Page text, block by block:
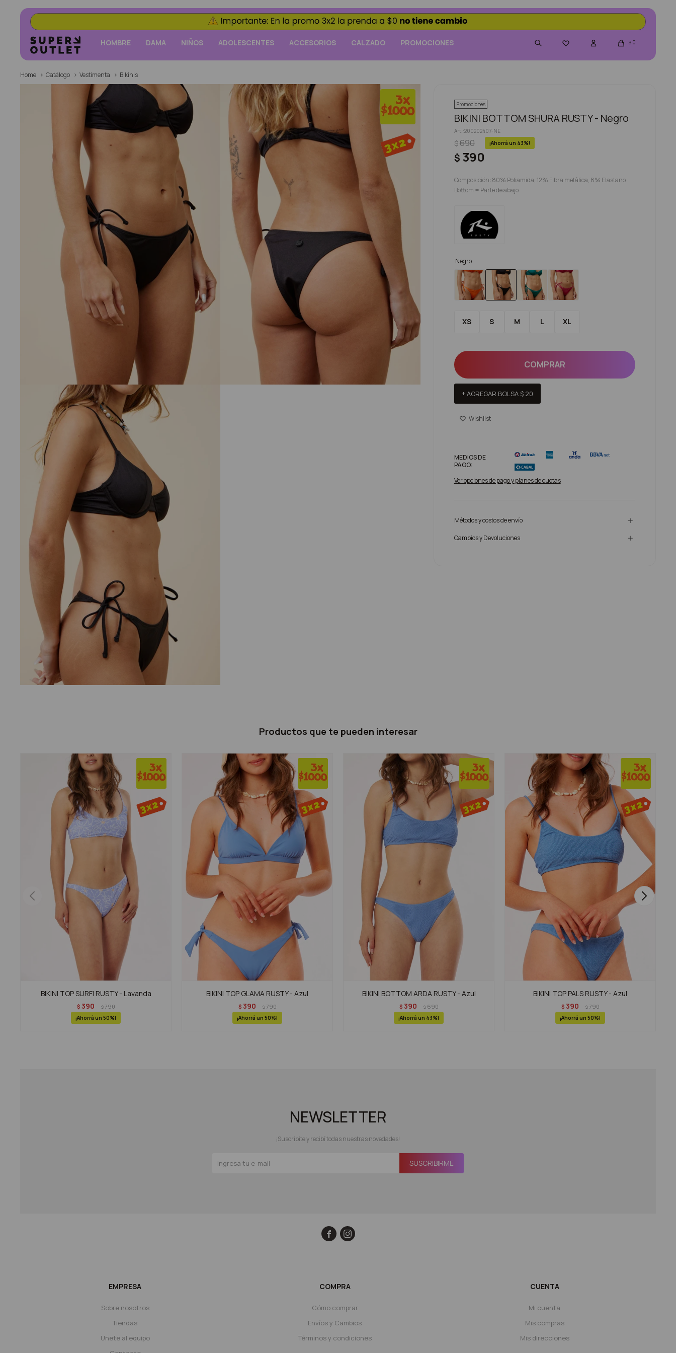
HOMBRE DAMA NIÑOS ADOLESCENTES ACCESORIOS CALZADO PROMOCIONES  $ 0
Home Catálogo Vestimenta Bikinis
Promociones
BIKINI BOTTOM SHURA RUSTY - Negro
200202407-NE
$ 390
$690 43
Composición: 80% Poliamida, 12% Fibra metálica, 8% Elastano
Bottom = Parte de abajo
Negro
XS S M L XL
COMPRAR
+ AGREGAR BOLSA$ 20
MEDIOS DE
PAGO:
Ver opciones de pago y planes de cuotas
Métodos y costos de envío
Cambios y Devoluciones
Productos que te pueden interesar
BIKINI TOP SURFI RUSTY - Lavanda
$ 390 $790
50
BIKINI TOP GLAMA RUSTY - Azul
$ 390 $790
50
BIKINI BOTTOM ARDA RUSTY - Azul
$ 390 $690
43
BIKINI TOP PALS RUSTY - Azul
$ 390 $790
50
EMPRESA
Sobre nosotros
Tiendas
Unete al equipo
COMPRA
Cómo comprar
Envíos y Cambios
Términos y condiciones
CUENTA
Mi cuenta
Mis compras
Mis direcciones
NEWSLETTER
¡Suscribite y recibí todas nuestras novedades!
SUSCRIBIRME
 